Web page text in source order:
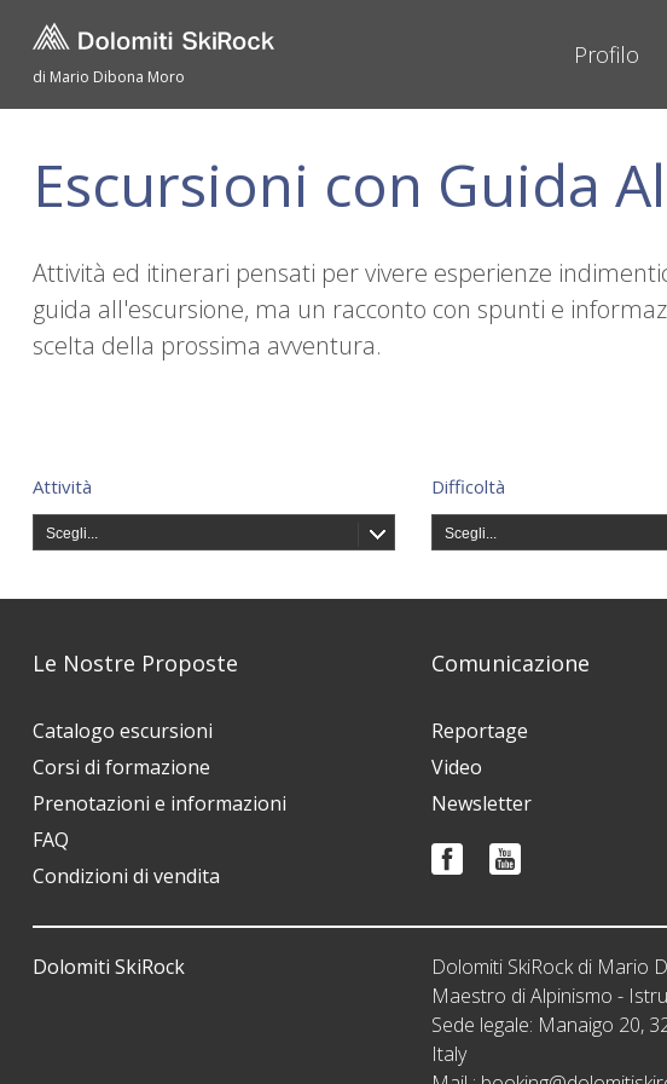
di Mario Dibona Moro
Profilo
Escursioni con Guida
Attività ed itinerari pensati per vivere esperienze
guida all'escursione, ma un racconto con spunti e
scelta della prossima avventura.
Attività
Scegli...
Difficoltà
Scegli...
Le Nostre Proposte
Catalogo escursioni
Corsi di formazione
Prenotazioni e informazioni
FAQ
Condizioni di vendita
Comunicazione
Reportage
Video
Newsletter
Dolomiti SkiRock
Dolomiti SkiRock di Mario
Maestro di Alpinismo -
Sede legale: Manaigo 20,
Italy